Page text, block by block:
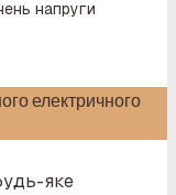
напруги
електричного
яке